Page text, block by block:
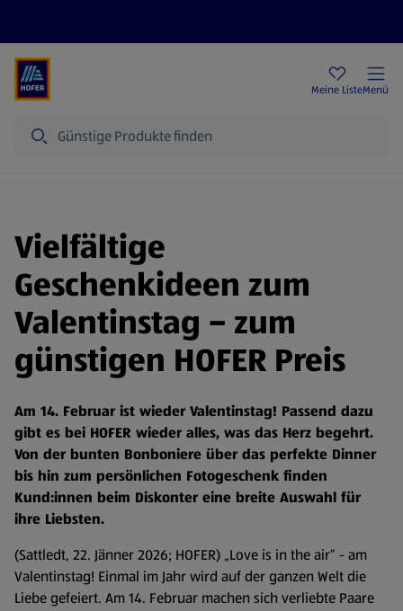
Meine ListeMenü
Vielfältige
Geschenkideen zum
Valentinstag – zum
günstigen HOFER Preis
Am 14. Februar ist wieder Valentinstag! Passend dazu
gibt es bei HOFER wieder alles, was das Herz begehrt.
Von der bunten Bonboniere über das perfekte Dinner
bis hin zum persönlichen Fotogeschenk finden
Kund:innen beim Diskonter eine breite Auswahl für
ihre Liebsten.
(Sattledt, 22. Jänner 2026; HOFER) „Love is in the air“ - am
Valentinstag! Einmal im Jahr wird auf der ganzen Welt die
Liebe gefeiert. Am 14. Februar machen sich verliebte Paare